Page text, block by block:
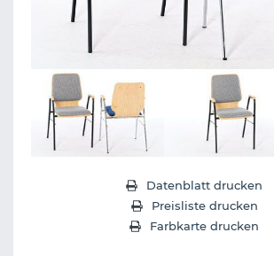
Datenblatt drucken
Preisliste drucken
Farbkarte drucken